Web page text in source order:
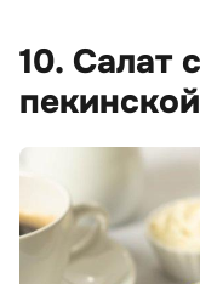
10. Салат